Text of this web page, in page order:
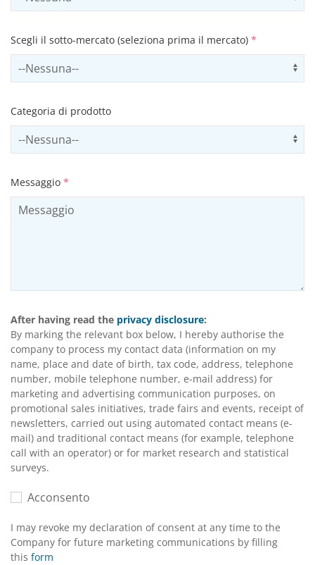
Scegli il sotto-mercato (seleziona prima il mercato) *
Select subSector
Categoria di prodotto
Select productCategory
Messaggio *
After having read the privacy disclosure:
By marking the relevant box below, I hereby authorise the
company to process my contact data (information on my
name, place and date of birth, tax code, address, telephone
number, mobile telephone number, e-mail address) for
marketing and advertising communication purposes, on
promotional sales initiatives, trade fairs and events, receipt of
newsletters, carried out using automated contact means (e-
mail) and traditional contact means (for example, telephone
call with an operator) or for market research and statistical
surveys.
Acconsento
I may revoke my declaration of consent at any time to the
Company for future marketing communications by filling
this form